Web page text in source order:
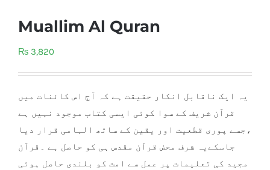
Muallim Al Quran
₨ 3,820
یہ ایک ناقابل انکار حقیقت ہے کہ آج اس کائنات میں
قرآن شریف کے سوا کوئی ایسی کتاب موجود نہیں ہے
،جسے پوری قطعیت اور یقین کے ساتھ الہامی قرار دیا
جاسکےیہ شرف محض قرآن مقدس ہی کو حاصل ہے ۔قرآن
مجید کی تعلیمات پر عمل سے امت کو بلندی حاصل ہوئی